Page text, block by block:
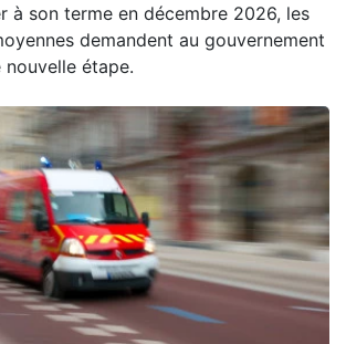
à son terme en décembre 2026, les
demandent au gouvernement
étape.